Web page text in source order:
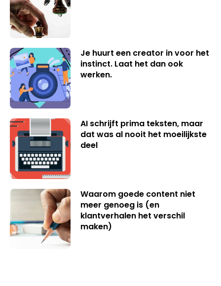
Je huurt een creator in voor het
instinct. Laat het dan ook
werken.
AI schrijft prima teksten, maar
dat was al nooit het moeilijkste
deel
Waarom goede content niet
meer genoeg is (en
klantverhalen het verschil
maken)